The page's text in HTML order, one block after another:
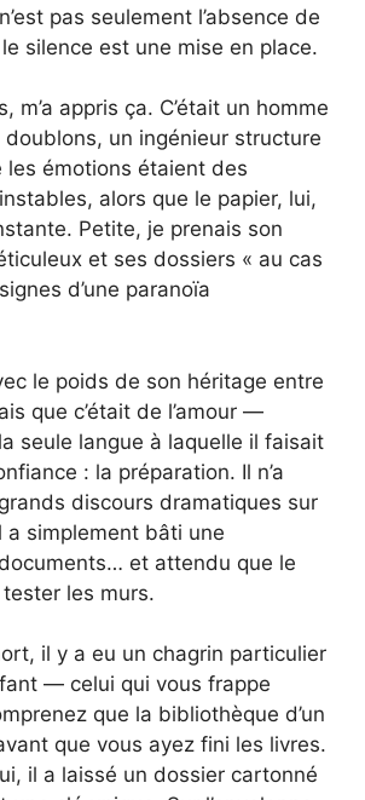
pas seulement l’absence de
silence est une mise en place.
m’a appris ça. C’était un homme
un ingénieur structure
les émotions étaient des
alors que le papier, lui,
Petite, je prenais son
et ses dossiers « au cas
d’une paranoïa
le poids de son héritage entre
que c’était de l’amour —
seule langue à laquelle il faisait
: la préparation. Il n’a
discours dramatiques sur
a simplement bâti une
et attendu que le
les murs.
il y a eu un chagrin particulier
— celui qui vous frappe
que la bibliothèque d’un
que vous ayez fini les livres.
il a laissé un dossier cartonné